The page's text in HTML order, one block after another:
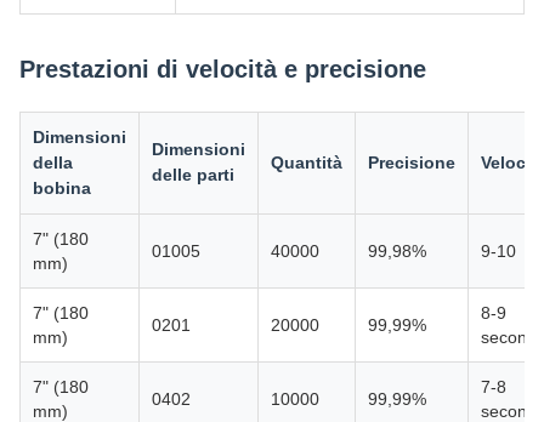
Prestazioni di velocità e precisione
Dimensioni
della
bobina
Dimensioni
delle parti
Quantità Precisione
7" (180
mm)
01005 40000 99,98% 9-10
7" (180
mm)
0201 20000 99,99%
8-9
secondi
7" (180
mm)
0402 10000 99,99%
7-8
secondi